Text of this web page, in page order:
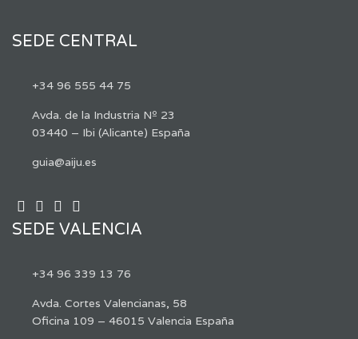
SEDE CENTRAL
+34 96 555 44 75
Avda. de la Industria Nº 23
03440 – Ibi (Alicante) España
guia@aiju.es
SEDE VALENCIA
+34 96 339 13 76
Avda. Cortes Valencianas, 58
Oficina 109 – 46015 Valencia España